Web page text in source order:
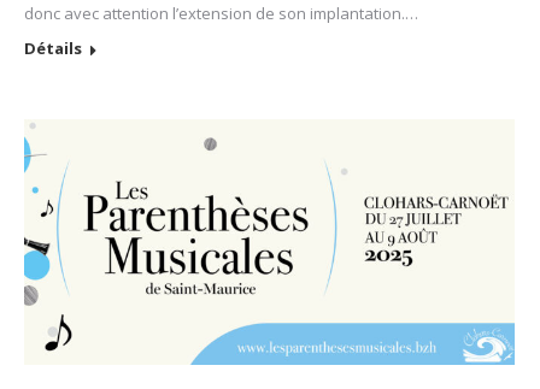
donc avec attention l’extension de son implantation.…
Détails